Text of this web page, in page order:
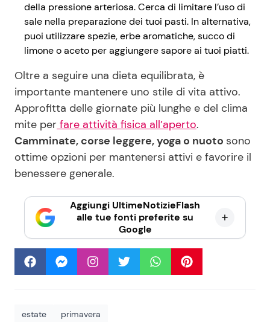
della pressione arteriosa. Cerca di limitare l’uso di
sale nella preparazione dei tuoi pasti. In alternativa,
puoi utilizzare spezie, erbe aromatiche, succo di
limone o aceto per aggiungere sapore ai tuoi piatti.
Oltre a seguire una dieta equilibrata, è
importante mantenere uno stile di vita attivo.
Approfitta delle giornate più lunghe e del clima
mite per fare attività fisica all’aperto.
Camminate, corse leggere, yoga o nuoto sono
ottime opzioni per mantenersi attivi e favorire il
benessere generale.
Aggiungi UltimeNotizieFlash
alle tue fonti preferite su
Google
estate primavera